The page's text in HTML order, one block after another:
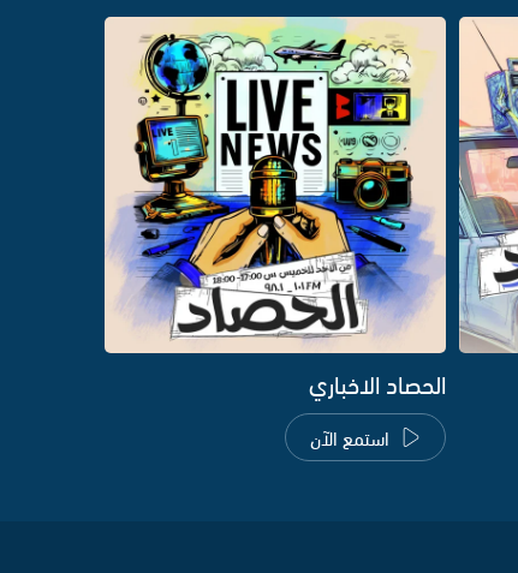
الحصاد الاخباري
استمع الآن